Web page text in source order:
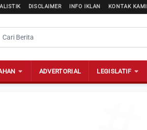
DISCLAIMER INFO IKLAN KONTAK KAMI
ADVERTORIAL LEGISLATIF